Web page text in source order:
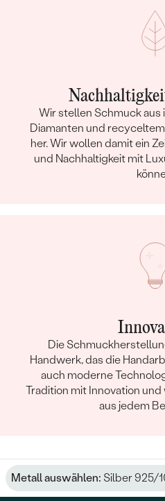
Wir stellen Schmuck
Diamanten und
her. Wir wollen damit ein
und Nachhaltigkeit mit
Die
Handwerk, das die
auch moderne
Tradition mit Innovation
aus jedem
Metall auswählen: Silber 925/